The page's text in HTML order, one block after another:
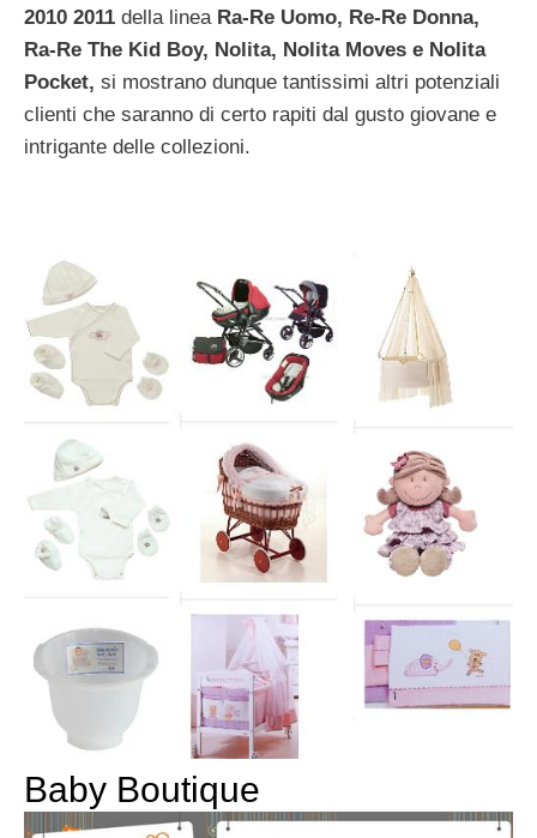
2010 2011 della linea Ra-Re Uomo, Re-Re Donna,
Ra-Re The Kid Boy, Nolita, Nolita Moves e Nolita
Pocket, si mostrano dunque tantissimi altri potenziali
clienti che saranno di certo rapiti dal gusto giovane e
intrigante delle collezioni.
Baby Boutique